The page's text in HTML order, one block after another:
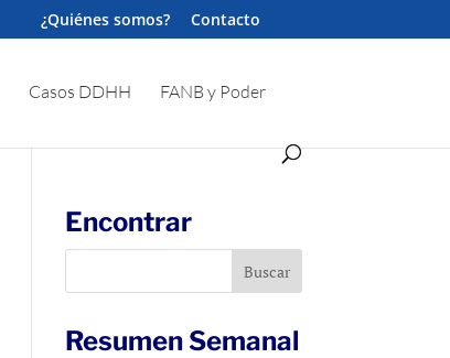
¿Quiénes somos? Contacto
Casos DDHH FANB y Poder
Encontrar
Resumen Semanal